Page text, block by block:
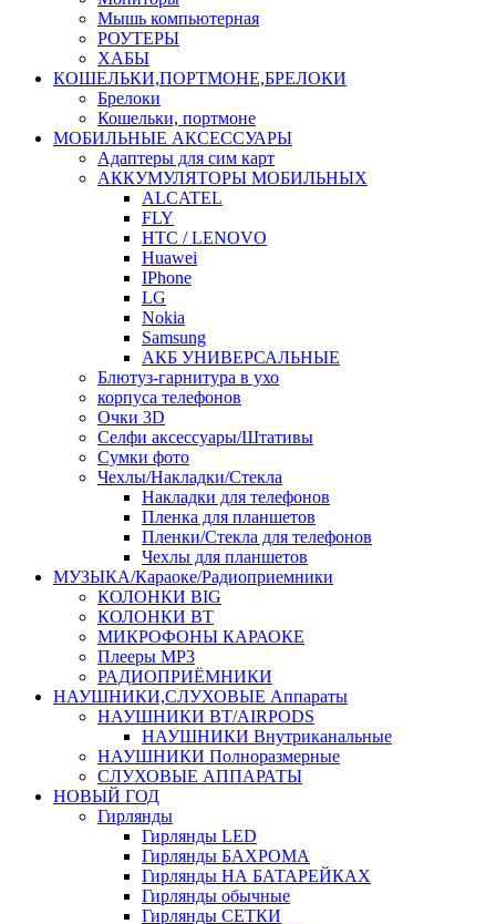
Мышь компьютерная
РОУТЕРЫ
ХАБЫ
КОШЕЛЬКИ,ПОРТМОНЕ,БРЕЛОКИ
Брелоки
Кошельки, портмоне
МОБИЛЬНЫЕ АКСЕССУАРЫ
Адаптеры для сим карт
АККУМУЛЯТОРЫ МОБИЛЬНЫХ
ALCATEL
FLY
HTC / LENOVO
Huawei
IPhone
LG
Nokia
Samsung
АКБ УНИВЕРСАЛЬНЫЕ
Блютуз-гарнитура в ухо
корпуса телефонов
Очки 3D
Селфи аксессуары/Штативы
Сумки фото
Чехлы/Накладки/Стекла
Накладки для телефонов
Пленка для планшетов
Пленки/Стекла для телефонов
Чехлы для планшетов
МУЗЫКА/Караоке/Радиоприемники
КОЛОНКИ BIG
КОЛОНКИ BT
МИКРОФОНЫ КАРАОКЕ
Плееры MP3
РАДИОПРИЁМНИКИ
НАУШНИКИ,СЛУХОВЫЕ Аппараты
НАУШНИКИ BT/AIRPODS
НАУШНИКИ Внутриканальные
НАУШНИКИ Полноразмерные
СЛУХОВЫЕ АППАРАТЫ
НОВЫЙ ГОД
Гирлянды
Гирлянды LED
Гирлянды БАХРОМА
Гирлянды НА БАТАРЕЙКАХ
Гирлянды обычные
Гирлянды СЕТКИ